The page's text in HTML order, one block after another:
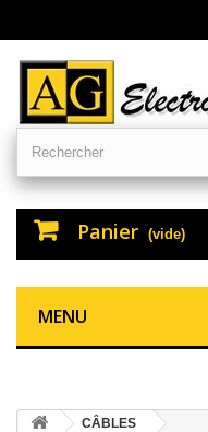
Panier (vide)
MENU
CÂBLES